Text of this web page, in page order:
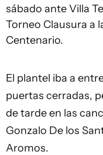
sábado ante Villa
Torneo Clausura a
Centenario.
El plantel iba a
puertas cerradas,
de tarde en las
Gonzalo De los
Aromos.